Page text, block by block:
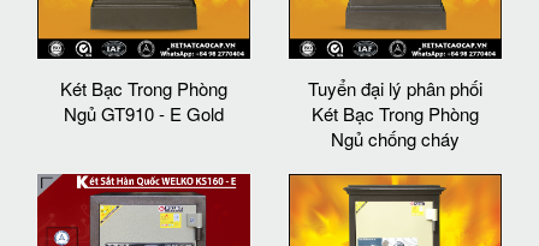
Két Bạc Trong Phòng
Ngủ GT910 - E Gold
Tuyển đại lý phân phối
Két Bạc Trong Phòng
Ngủ chống cháy